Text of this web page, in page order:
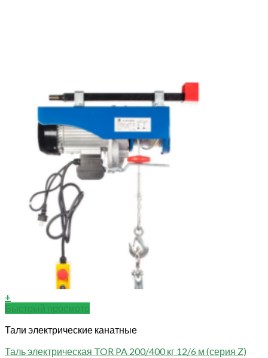
+
Быстрый просмотр
Тали электрические канатные
Таль электрическая TOR PA 200/400 кг 12/6 м (серия Z)